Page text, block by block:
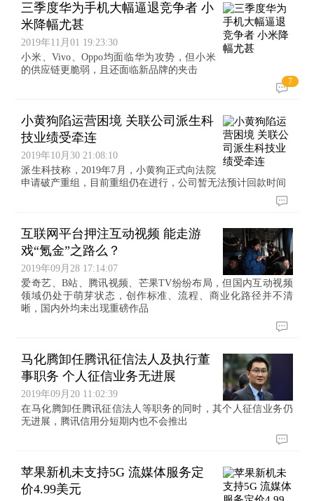
三季度华为手机大幅逼退竞争者 小
米降幅尤甚
2019年11月01 19:23:30
小米、Vivo、Oppo均面临华为攻势，但小米
的供应链更脆弱，且还面临新品牌的夹击
7
小黄狗陷运营困境 关联公司派生科
技业绩受牵连
2019年10月30 21:08:10
派生科技称，2019年7月，小黄狗正式向法院
申请破产重组，目前重组仍在进行，公司暂无法预计回款时间
互联网平台押注互动视频 能走游
戏“氪金”之路么？
2019年09月28 17:14:07
爱奇艺、B站、腾讯视频、芒果TV纷纷布局，但国内互动视频
领域仍处于萌芽状态，创作标准、流程、商业化路径并不清
晰，国内外均未出现重磅作品
马化腾卸任腾讯征信法人及执行董
事职务 个人征信业务无进展
2019年09月20 11:02:39
在马化腾卸任腾讯征信法人等职务的同时，其个人征信业务仍
无进展，腾讯信用分短期内也不会推出
苹果新机未支持5G 流媒体服务定
价4.99美元